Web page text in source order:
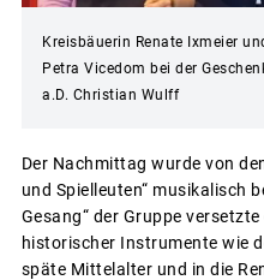
Kreisbäuerin Renate Ixmeier
Petra Vicedom bei der
a.D. Christian Wulff
Der Nachmittag wurde von
und Spielleuten“ musikalisch
Gesang“ der Gruppe
historischer Instrumente wie
späte Mittelalter und in die